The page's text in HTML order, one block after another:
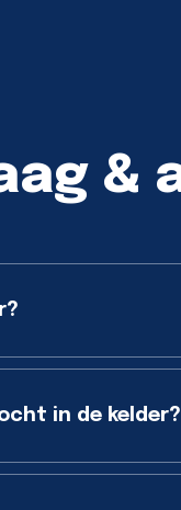
&
in de kelder?